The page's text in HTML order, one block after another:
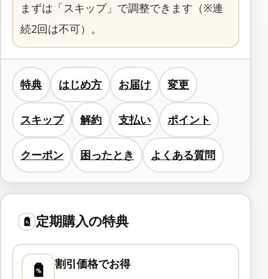
まずは「スキップ」で調整できます（※連
続2回は不可）。
特典 はじめ方 お届け 変更
スキップ 解約 支払い ポイント
クーポン 困ったとき よくある質問
定期購入の特典
割引価格でお得